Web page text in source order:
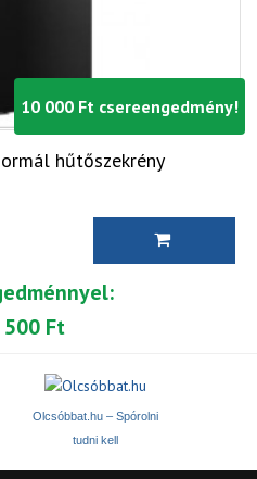
10 000 Ft csereengedmény!
hűtőszekrény
Ft
Olcsóbbat.hu – Spórolni
tudni kell